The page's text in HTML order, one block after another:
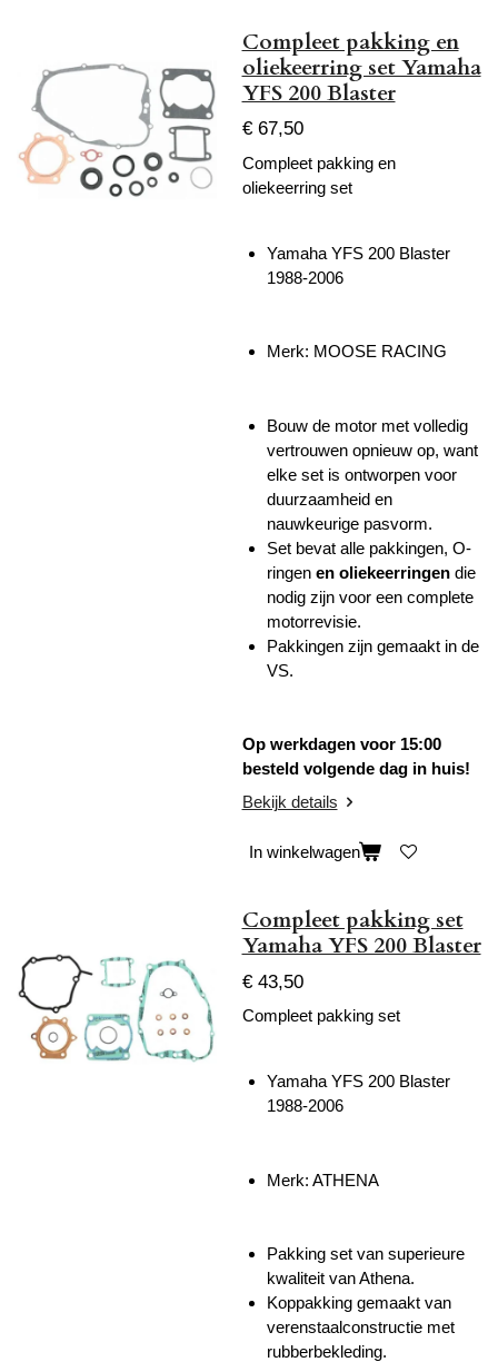
Compleet pakking en
oliekeerring set Yamaha
YFS 200 Blaster
€ 67,50
Compleet pakking en
oliekeerring set
Yamaha YFS 200 Blaster
1988-2006
Merk: MOOSE RACING
Bouw de motor met volledig
vertrouwen opnieuw op, want
elke set is ontworpen voor
duurzaamheid en
nauwkeurige pasvorm.
Set bevat alle pakkingen, O-
ringen en oliekeerringen die
nodig zijn voor een complete
motorrevisie.
Pakkingen zijn gemaakt in de
VS.
Op werkdagen voor 15:00
besteld volgende dag in huis!
Bekijk details
In winkelwagen
Compleet pakking set
Yamaha YFS 200 Blaster
€ 43,50
Compleet pakking set
Yamaha YFS 200 Blaster
1988-2006
Merk: ATHENA
Pakking set van superieure
kwaliteit van Athena.
Koppakking gemaakt van
verenstaalconstructie met
rubberbekleding.